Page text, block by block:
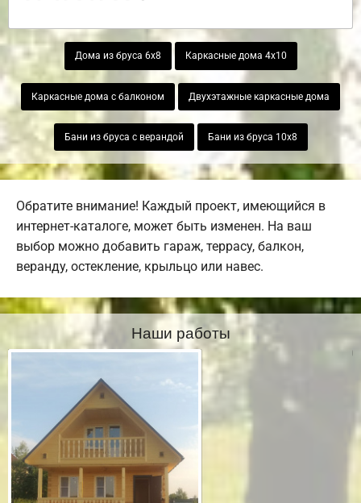
Дома из бруса 6х8 Каркасные дома 4х10
Каркасные дома с балконом Двухэтажные каркасные дома
Бани из бруса с верандой Бани из бруса 10х8
Обратите внимание! Каждый проект, имеющийся в
интернет-каталоге, может быть изменен. На ваш
выбор можно добавить гараж, террасу, балкон,
веранду, остекление, крыльцо или навес.
Наши работы